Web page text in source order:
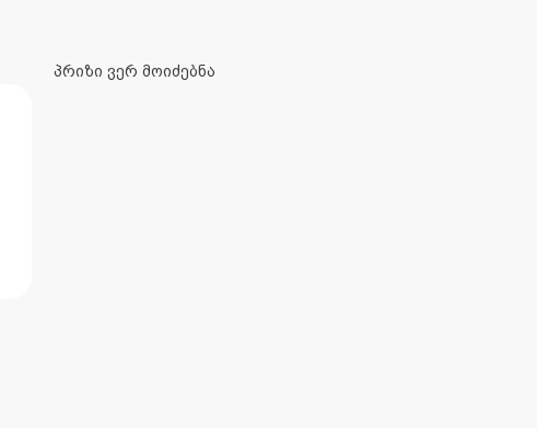
პრიზი ვერ მოიძებნა